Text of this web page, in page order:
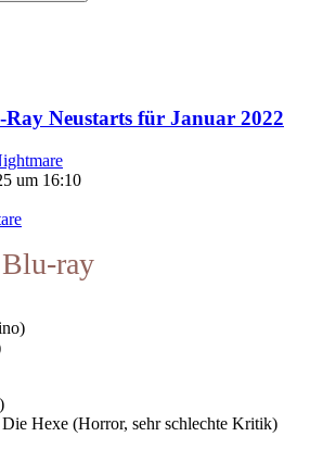
Neustarts für Januar 2022
um 16:10
ray
Die Hexe (Horror, sehr schlechte Kritik)